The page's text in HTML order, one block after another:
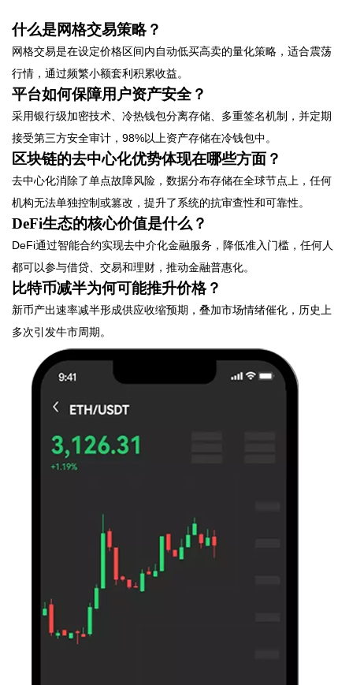
什么是网格交易策略？
网格交易是在设定价格区间内自动低买高卖的量化策略，适合震荡
行情，通过频繁小额套利积累收益。
平台如何保障用户资产安全？
采用银行级加密技术、冷热钱包分离存储、多重签名机制，并定期
接受第三方安全审计，98%以上资产存储在冷钱包中。
区块链的去中心化优势体现在哪些方面？
去中心化消除了单点故障风险，数据分布存储在全球节点上，任何
机构无法单独控制或篡改，提升了系统的抗审查性和可靠性。
DeFi生态的核心价值是什么？
DeFi通过智能合约实现去中介化金融服务，降低准入门槛，任何人
都可以参与借贷、交易和理财，推动金融普惠化。
比特币减半为何可能推升价格？
新币产出速率减半形成供应收缩预期，叠加市场情绪催化，历史上
多次引发牛市周期。